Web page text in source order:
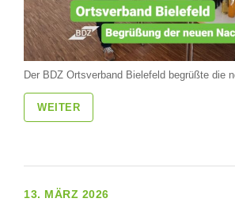
Der BDZ Ortsverband Bielefeld begrüßte die
WEITER
13. MÄRZ 2026